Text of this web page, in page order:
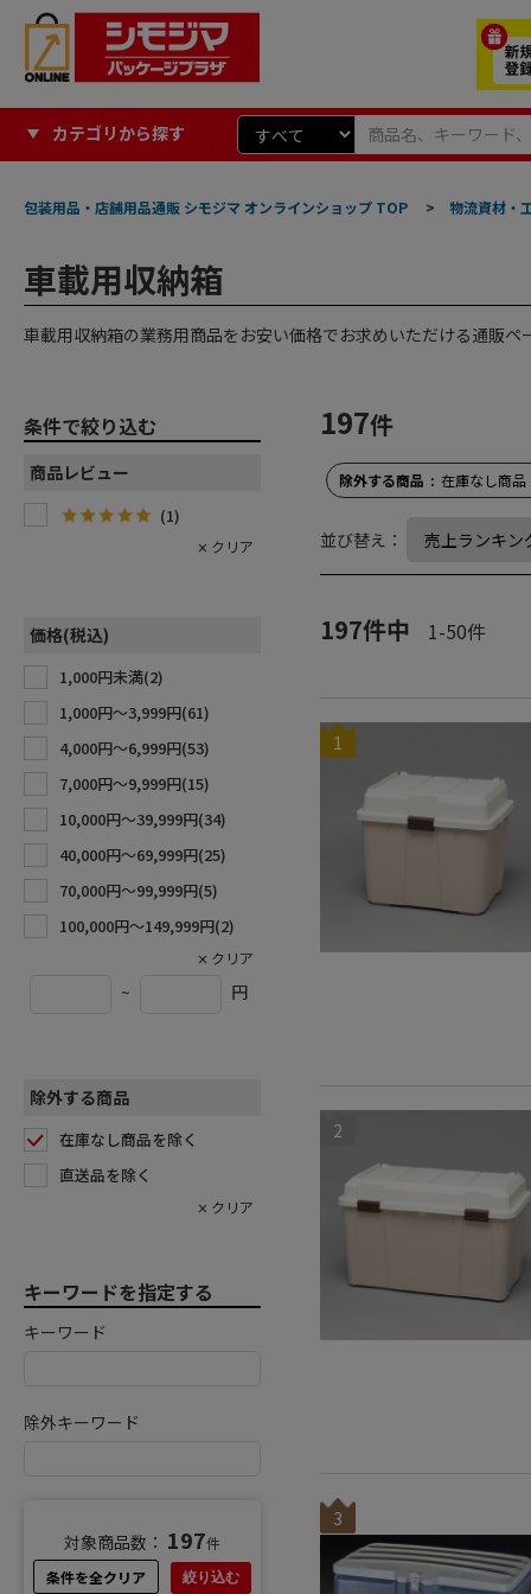
カテゴリから探す
包装用品・店舗用品通販 シモジマ オンラインショップ TOP > 物流資材・
車載用収納箱
車載用収納箱の業務用商品をお安い価格でお求めいただける通販ペ
条件で絞り込む
商品レビュー
(1)
価格(税込)
1,000円未満(2)
1,000円〜3,999円(61)
4,000円〜6,999円(53)
7,000円〜9,999円(15)
10,000円〜39,999円(34)
40,000円〜69,999円(25)
70,000円〜99,999円(5)
100,000円〜149,999円(2)
~ 円
除外する商品
在庫なし商品を除く
直送品を除く
キーワードを指定する
キーワード
除外キーワード
対象商品数： 197件
条件を全クリア
絞り込む
197件
除外する商品 在庫なし商品
並び替え：
197件中 1-50件
1
2
3